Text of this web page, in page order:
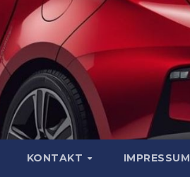
KONTAKT IMPRESSUM